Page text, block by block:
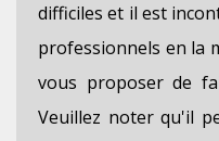
difficiles et il est
professionnels en la
vous proposer de
Veuillez noter qu'il